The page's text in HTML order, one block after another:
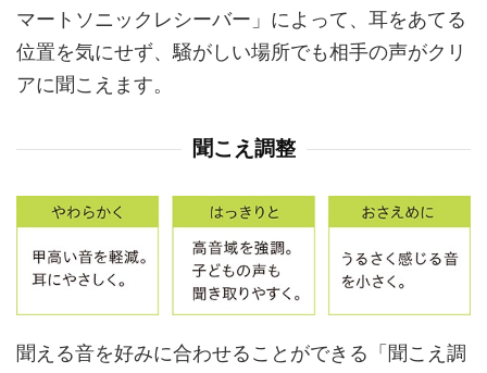
マートソニックレシーバー」によって、耳をあてる
位置を気にせず、騒がしい場所でも相手の声がクリ
アに聞こえます。
聞こえ調整
聞える音を好みに合わせることができる「聞こえ調